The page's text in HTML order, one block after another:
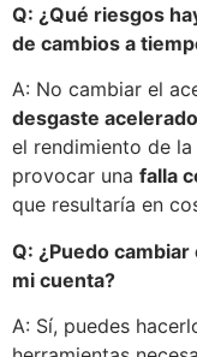
Q: ¿Qué riesgos
de cambios a
A: No cambiar el
desgaste acelerado
el rendimiento de
provocar una falla
que resultaría en
Q: ¿Puedo
mi cuenta?
A: Sí, puedes